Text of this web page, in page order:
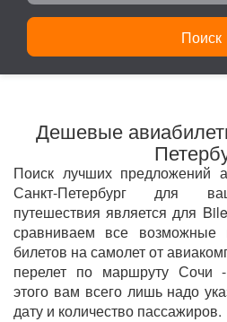
Поиск
Дешевые
Поиск лучших предложений
Санкт-Петербург для
путешествия является для
сравниваем все возможные
билетов на самолет от
перелет по маршруту Сочи
этого вам всего лишь надо
дату и количество пассажиров.